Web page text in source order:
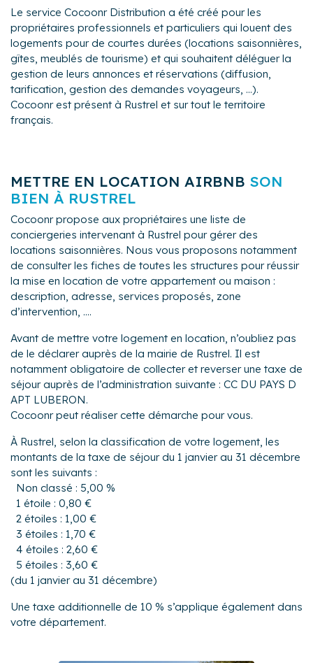
Le service Cocoonr Distribution a été créé pour les
propriétaires professionnels et particuliers qui louent des
logements pour de courtes durées (locations saisonnières,
gîtes, meublés de tourisme) et qui souhaitent déléguer la
gestion de leurs annonces et réservations (diffusion,
tarification, gestion des demandes voyageurs, ...).
Cocoonr est présent à Rustrel et sur tout le territoire
français.
METTRE EN LOCATION AIRBNB SON
BIEN À RUSTREL
Cocoonr propose aux propriétaires une liste de
conciergeries intervenant à Rustrel pour gérer des
locations saisonnières. Nous vous proposons notamment
de consulter les fiches de toutes les structures pour réussir
la mise en location de votre appartement ou maison :
description, adresse, services proposés, zone
d’intervention, ....
Avant de mettre votre logement en location, n’oubliez pas
de le déclarer auprès de la mairie de Rustrel. Il est
notamment obligatoire de collecter et reverser une taxe de
séjour auprès de l’administration suivante : CC DU PAYS D
APT LUBERON.
Cocoonr peut réaliser cette démarche pour vous.
À Rustrel, selon la classification de votre logement, les
montants de la taxe de séjour du 1 janvier au 31 décembre
sont les suivants :
Non classé : 5,00 %
1 étoile : 0,80 €
2 étoiles : 1,00 €
3 étoiles : 1,70 €
4 étoiles : 2,60 €
5 étoiles : 3,60 €
(du 1 janvier au 31 décembre)
Une taxe additionnelle de 10 % s’applique également dans
votre département.